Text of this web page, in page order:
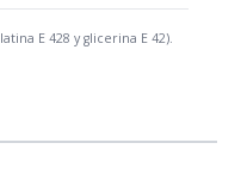
E 428 y glicerina E 42).